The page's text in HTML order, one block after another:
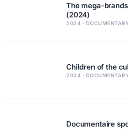
The mega-
(2024)
2024 ·
Children of the
2024 ·
Documentaire